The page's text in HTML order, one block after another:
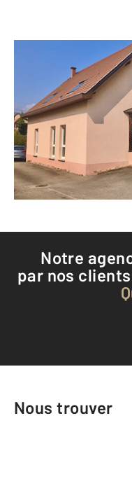
30
Notre
par nos clients
Voir
Nous trouver